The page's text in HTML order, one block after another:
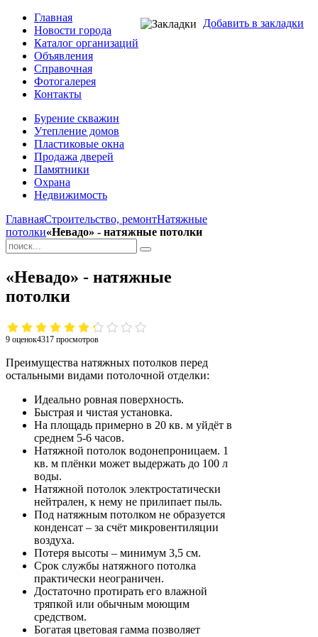
Добавить в закладки
Главная
Новости города
Каталог организаций
Объявления
Справочная
Фотогалерея
Контакты
Бурение скважин
Утепление домов
Пластиковые окна
Продажа дверей
Памятники
Охрана
Недвижимость
ГлавнаяСтроительство, ремонтНатяжные
потолки«Невадо» - натяжные потолки
«Невадо» - натяжные
потолки
9 оценок4317 просмотров
Преимущества натяжных потолков перед
остальными видами потолочной отделки:
Идеально ровная поверхность.
Быстрая и чистая установка.
На площадь примерно в 20 кв. м уйдёт в
среднем 5-6 часов.
Натяжной потолок водонепроницаем. 1
кв. м плёнки может выдержать до 100 л
воды.
Натяжной потолок электростатически
нейтрален, к нему не прилипает пыль.
Под натяжным потолком не образуется
конденсат – за счёт микровентиляции
воздуха.
Потеря высоты – минимум 3,5 см.
Срок службы натяжного потолка
практически неограничен.
Достаточно протирать его влажной
тряпкой или обычным моющим
средством.
Богатая цветовая гамма позволяет